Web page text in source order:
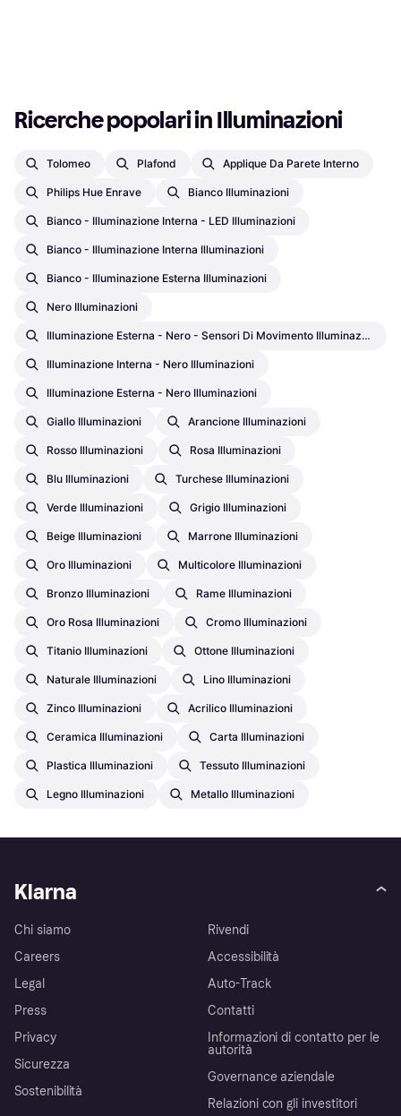
Ricerche popolari in Illuminazioni
Tolomeo Plafond Applique Da Parete Interno
Philips Hue Enrave Bianco Illuminazioni
Bianco - Illuminazione Interna - LED Illuminazioni
Bianco - Illuminazione Interna Illuminazioni
Bianco - Illuminazione Esterna Illuminazioni
Nero Illuminazioni
Illuminazione Esterna - Nero - Sensori Di Movimento Illuminazioni
Illuminazione Interna - Nero Illuminazioni
Illuminazione Esterna - Nero Illuminazioni
Giallo Illuminazioni Arancione Illuminazioni
Rosso Illuminazioni Rosa Illuminazioni
Blu Illuminazioni Turchese Illuminazioni
Verde Illuminazioni Grigio Illuminazioni
Beige Illuminazioni Marrone Illuminazioni
Oro Illuminazioni Multicolore Illuminazioni
Bronzo Illuminazioni Rame Illuminazioni
Oro Rosa Illuminazioni Cromo Illuminazioni
Titanio Illuminazioni Ottone Illuminazioni
Naturale Illuminazioni Lino Illuminazioni
Zinco Illuminazioni Acrilico Illuminazioni
Ceramica Illuminazioni Carta Illuminazioni
Plastica Illuminazioni Tessuto Illuminazioni
Legno Illuminazioni Metallo Illuminazioni
Klarna
Chi siamo
Careers
Legal
Press
Privacy
Sicurezza
Sostenibilità
Rivendi
Accessibilità
Auto-Track
Contatti
Informazioni di contatto per le
autorità
Governance aziendale
Relazioni con gli investitori